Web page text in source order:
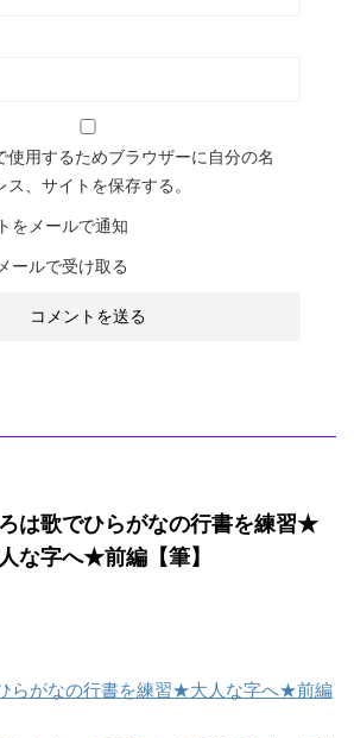
使用するためブラウザーに自分の名
、サイトを保存する。
をメールで通知
ールで受け取る
は歌でひらがなの行書を練習★
な字へ★前編【筆】
らがなの行書を練習★大人な字へ★前編